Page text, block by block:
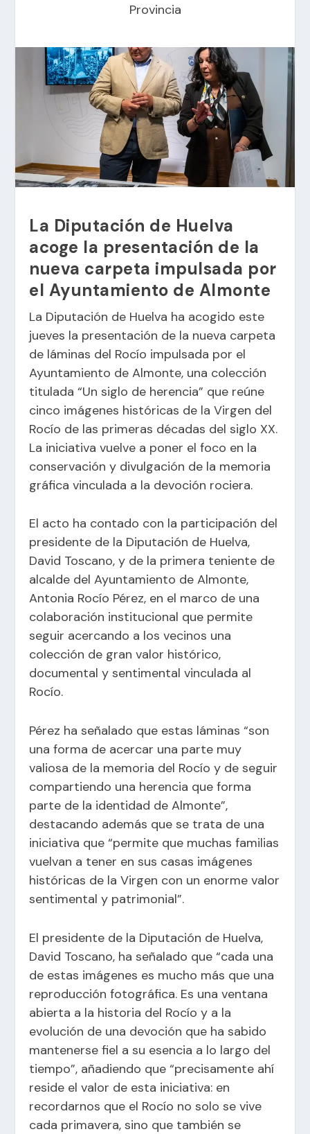
Provincia
La Diputación de Huelva
acoge la presentación de la
nueva carpeta impulsada por
el Ayuntamiento de Almonte
La Diputación de Huelva ha acogido este
jueves la presentación de la nueva carpeta
de láminas del Rocío impulsada por el
Ayuntamiento de Almonte, una colección
titulada “Un siglo de herencia” que reúne
cinco imágenes históricas de la Virgen del
Rocío de las primeras décadas del siglo XX.
La iniciativa vuelve a poner el foco en la
conservación y divulgación de la memoria
gráfica vinculada a la devoción rociera.
El acto ha contado con la participación del
presidente de la Diputación de Huelva,
David Toscano, y de la primera teniente de
alcalde del Ayuntamiento de Almonte,
Antonia Rocío Pérez, en el marco de una
colaboración institucional que permite
seguir acercando a los vecinos una
colección de gran valor histórico,
documental y sentimental vinculada al
Rocío.
Pérez ha señalado que estas láminas “son
una forma de acercar una parte muy
valiosa de la memoria del Rocío y de seguir
compartiendo una herencia que forma
parte de la identidad de Almonte”,
destacando además que se trata de una
iniciativa que “permite que muchas familias
vuelvan a tener en sus casas imágenes
históricas de la Virgen con un enorme valor
sentimental y patrimonial”.
El presidente de la Diputación de Huelva,
David Toscano, ha señalado que “cada una
de estas imágenes es mucho más que una
reproducción fotográfica. Es una ventana
abierta a la historia del Rocío y a la
evolución de una devoción que ha sabido
mantenerse fiel a su esencia a lo largo del
tiempo”, añadiendo que “precisamente ahí
reside el valor de esta iniciativa: en
recordarnos que el Rocío no solo se vive
cada primavera, sino que también se